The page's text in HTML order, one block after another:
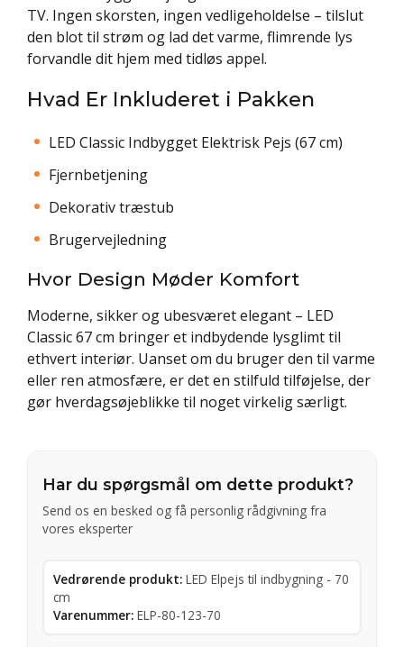
TV. Ingen skorsten, ingen vedligeholdelse – tilslut
den blot til strøm og lad det varme, flimrende lys
forvandle dit hjem med tidløs appel.
Hvad Er Inkluderet i Pakken
LED Classic Indbygget Elektrisk Pejs (67 cm)
Fjernbetjening
Dekorativ træstub
Brugervejledning
Hvor Design Møder Komfort
Moderne, sikker og ubesværet elegant – LED
Classic 67 cm bringer et indbydende lysglimt til
ethvert interiør. Uanset om du bruger den til varme
eller ren atmosfære, er det en stilfuld tilføjelse, der
gør hverdagsøjeblikke til noget virkelig særligt.
Har du spørgsmål om dette produkt?
Send os en besked og få personlig rådgivning fra
vores eksperter
Vedrørende produkt: LED Elpejs til indbygning - 70
cm
Varenummer: ELP-80-123-70